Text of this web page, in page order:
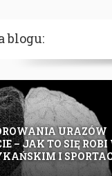
blogu:
URAZÓW
– JAK TO SIĘ ROBI
I